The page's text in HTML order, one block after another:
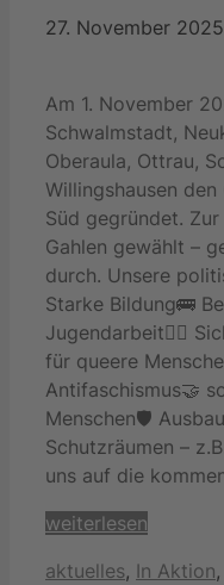
27. November 2025
Am 1. November
Schwalmstadt,
Oberaula, Ottrau,
Willingshausen
Süd gegründet.
Gahlen gewählt –
durch. Unsere
Starke Bildung🚌
Jugendarbeit🏳️‍🌈
für queere
Antifaschismus🤝
Menschen🛡️
Schutzräumen –
uns auf die
weiterlesen
Kategorien
aktuelles, In Aktion,